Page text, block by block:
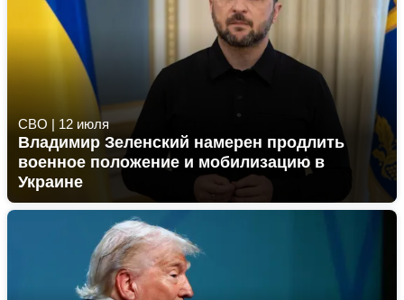
СВО | 12 июля
Владимир Зеленский намерен продлить
военное положение и мобилизацию в
Украине